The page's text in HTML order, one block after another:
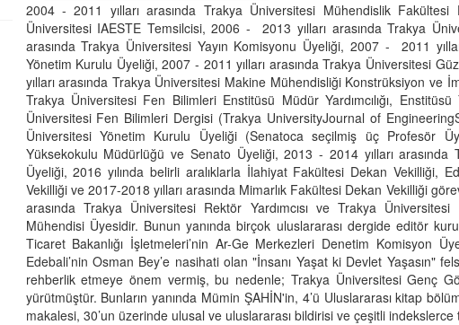
2004 - 2011 yılları arasında Trakya Üniversitesi Mühendislik Fakültesi
Üniversitesi IAESTE Temsilcisi, 2006 - 2013 yılları arasında Trakya
arasında Trakya Üniversitesi Yayın Komisyonu Üyeliği, 2007 - 2011
Yönetim Kurulu Üyeliği, 2007 - 2011 yılları arasında Trakya Üniversitesi
yılları arasında Trakya Üniversitesi Makine Mühendisliği Konstrüksiyon ve
Trakya Üniversitesi Fen Bilimleri Enstitüsü Müdür Yardımcılığı,
Üniversitesi Fen Bilimleri Dergisi (Trakya UniversityJournal of
Üniversitesi Yönetim Kurulu Üyeliği (Senatoca seçilmiş üç Profesör
Yüksekokulu Müdürlüğü ve Senato Üyeliği, 2013 - 2014 yılları
Üyeliği, 2016 yılında belirli aralıklarla İlahiyat Fakültesi Dekan Vekilliği,
Vekilliği ve 2017-2018 yılları arasında Mimarlık Fakültesi Dekan Vekilliği
arasında Trakya Üniversitesi Rektör Yardımcısı ve Trakya
Mühendisi Üyesidir. Bunun yanında birçok uluslararası dergide editör
Ticaret Bakanlığı İşletmeleri’nin Ar-Ge Merkezleri Denetim Komisyon
Edebali’nin Osman Bey’e nasihati olan "İnsanı Yaşat ki Devlet Yaşasın"
rehberlik etmeye önem vermiş, bu nedenle; Trakya Üniversitesi Genç
yürütmüştür. Bunların yanında Mümin ŞAHİN'in, 4’ü Uluslararası kitap
makalesi, 30’un üzerinde ulusal ve uluslararası bildirisi ve çeşitli indekslerce